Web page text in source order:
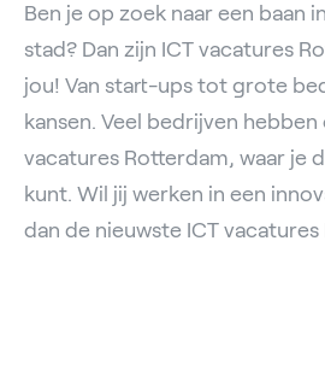
Ben je op zoek naar een baan
stad? Dan zijn ICT vacatures
jou! Van start-ups tot grote
kansen. Veel bedrijven
vacatures Rotterdam, waar je
kunt. Wil jij werken in een
dan de nieuwste ICT